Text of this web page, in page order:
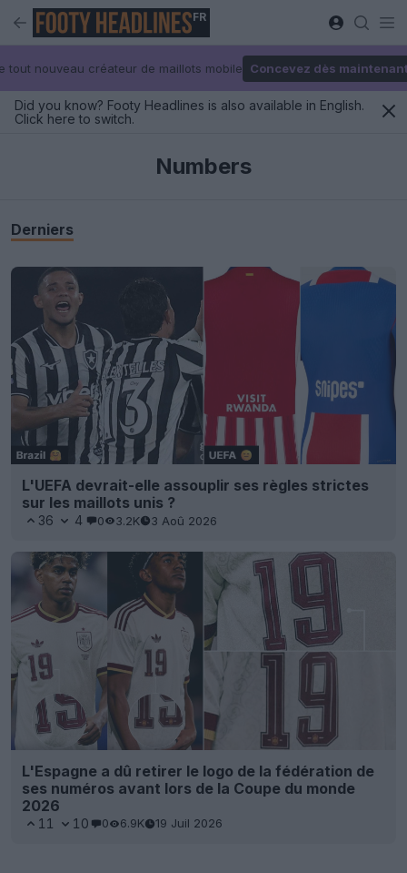
FR
tout nouveau créateur de maillots mobile Concevez dès
Did you know? Footy Headlines is also available in English.
Click here to switch.
Numbers
Derniers
L'UEFA devrait-elle assouplir ses règles strictes
sur les maillots unis ?
36 4 0 3.2K 3 Aoû 2026
L'Espagne a dû retirer le logo de la fédération de
ses numéros avant lors de la Coupe du monde
2026
11 10 0 6.9K 19 Juil 2026